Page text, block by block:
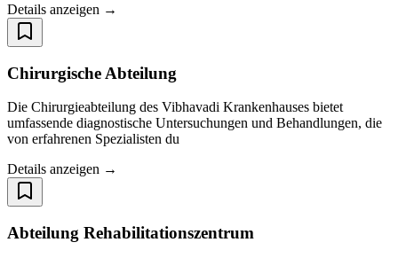
Details anzeigen →
Chirurgische Abteilung
Die Chirurgieabteilung des Vibhavadi Krankenhauses bietet
umfassende diagnostische Untersuchungen und Behandlungen, die
von erfahrenen Spezialisten du
Details anzeigen →
Abteilung Rehabilitationszentrum